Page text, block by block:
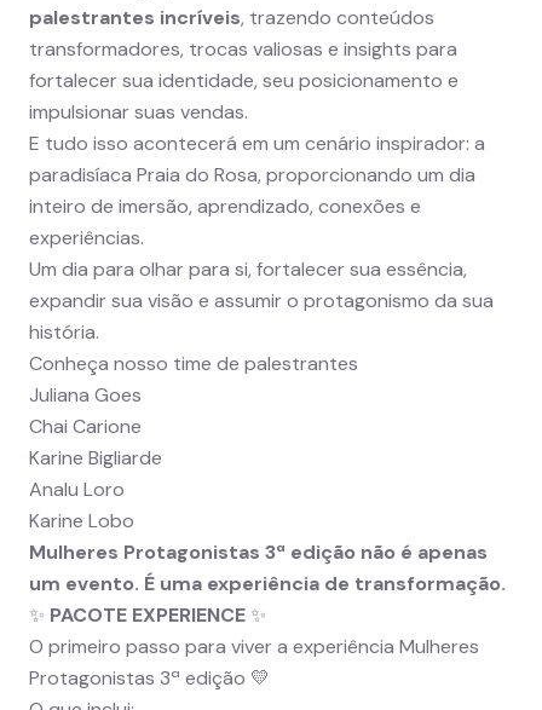
palestrantes incríveis, trazendo conteúdos
transformadores, trocas valiosas e insights para
fortalecer sua identidade, seu posicionamento e
impulsionar suas vendas.
E tudo isso acontecerá em um cenário inspirador: a
paradisíaca Praia do Rosa, proporcionando um dia
inteiro de imersão, aprendizado, conexões e
experiências.
Um dia para olhar para si, fortalecer sua essência,
expandir sua visão e assumir o protagonismo da sua
história.
Conheça nosso time de palestrantes
Juliana Goes
Chai Carione
Karine Bigliarde
Analu Loro
Karine Lobo
Mulheres Protagonistas 3ª edição não é apenas
um evento. É uma experiência de transformação.
✨ PACOTE EXPERIENCE✨
O primeiro passo para viver a experiência Mulheres
Protagonistas 3ª edição 💛